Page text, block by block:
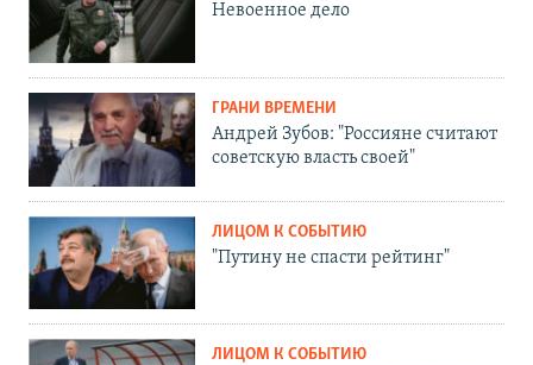
Невоенное дело
ГРАНИ ВРЕМЕНИ
Андрей Зубов: "Россияне считают
советскую власть своей"
ЛИЦОМ К СОБЫТИЮ
"Путину не спасти рейтинг"
ЛИЦОМ К СОБЫТИЮ